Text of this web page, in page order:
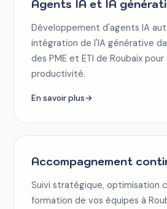
Agents IA et IA
Développement d'agents IA
intégration de l'IA générative
des PME et ETI de Roubaix
productivité.
En savoir plus→
Accompagnement
Suivi stratégique, optimisation
formation de vos équipes à